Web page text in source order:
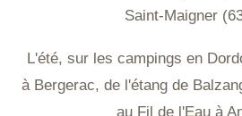
Saint-Maigner
L'été, sur les campings en
à Bergerac, de l'étang de
au Fil de l'Eau à